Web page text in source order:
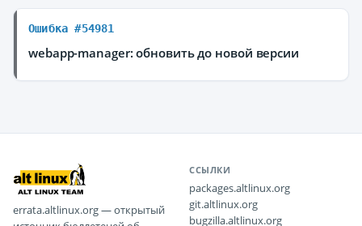
Ошибка #54981
webapp-manager: обновить до новой версии
errata.altlinux.org — открытый
ССЫЛКИ
packages.altlinux.org
git.altlinux.org
bugzilla.altlinux.org